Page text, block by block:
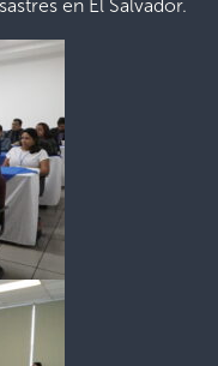
en El Salvador.